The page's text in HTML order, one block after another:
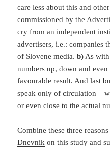
care less about this and
commissioned by the
cry from an independent
advertisers, i.e.: companies
of Slovene media.b)As with
numbers up, down and
favourable result. And last
speak only of circulation –
or even close to the actual
Combine these three
Dnevnik on this study and